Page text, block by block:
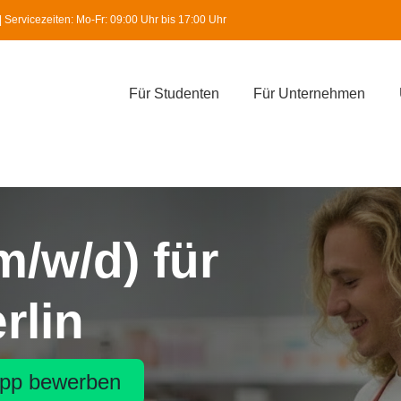
Mo-Fr: 09:00 Uhr bis 17:00 Uhr
Für Studenten Für Unternehmen
w/d) für
bewerben